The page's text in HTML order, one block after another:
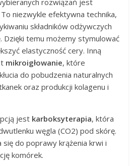
rozwiązań jest
To niezwykle efektywna technika,
składników odżywczych
Dzięki temu możemy stymulować
elastyczność cery. Inną
mikroigłowanie, które
do pobudzenia naturalnych
oraz produkcji kolagenu i
jest karboksyterapia, która
węgla (CO2) pod skórę.
się do poprawy krążenia krwi i
komórek.